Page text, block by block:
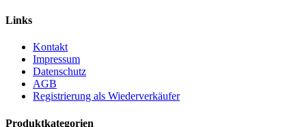
Links
Kontakt
Impressum
Datenschutz
AGB
Registrierung als Wiederverkäufer
Produktkategorien